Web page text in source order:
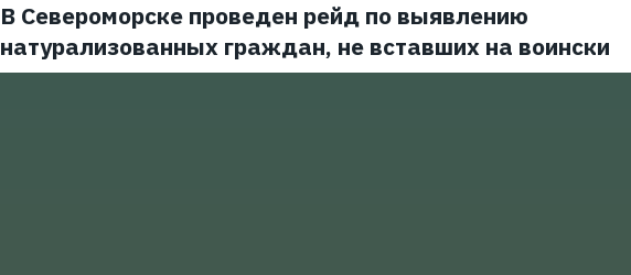
В Североморске проведен рейд по выявлению
натурализованных граждан, не вставших на воински